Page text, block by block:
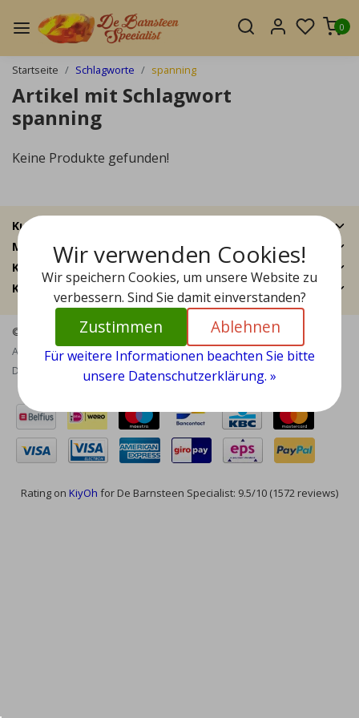
0
Startseite Schlagworte spanning
Artikel mit Schlagwort
spanning
Keine Produkte gefunden!
Kundendienst
Mein Konto
Kategorien
Kontakt
© Copyright 2026 - Bernstein Specialist | RealisatieInStijl Media
Allgemeine Geschäftsbedingungen|Haftungsausschluss|
Datenschutzrichtlinie| RSS Feed
Rating on KiyOh for De Barnsteen Specialist: 9.5/10 (1572 reviews)
Wir verwenden Cookies!
Wir speichern Cookies, um unsere Website zu
verbessern. Sind Sie damit einverstanden?
Zustimmen Ablehnen
Für weitere Informationen beachten Sie bitte
unsere Datenschutzerklärung. »